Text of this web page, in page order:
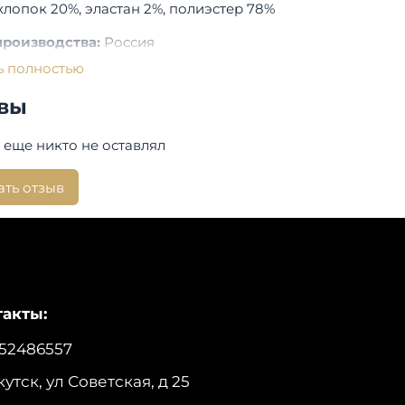
20%, эластан 2%, полиэстер 78%
Россия
Fleuriss
полностью
никто не оставлял
отзыв
ул Советская, д 25